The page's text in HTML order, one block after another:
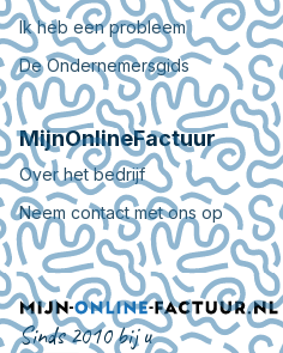
Ik heb een probleem
De Ondernemersgids
MijnOnlineFactuur
Over het bedrijf
Neem contact met ons op
Sinds 2010 bij u